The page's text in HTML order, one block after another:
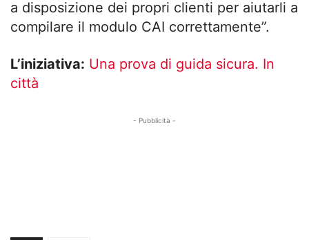
a disposizione dei propri clienti per aiutarli a
compilare il modulo CAI correttamente”.
L’iniziativa: Una prova di guida sicura. In
città
- Pubblicità -